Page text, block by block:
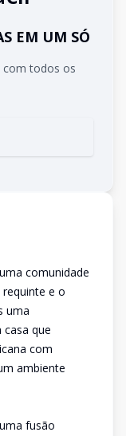
EM UM SÓ
com todos os
comunidade
e o
uma
casa que
com
ambiente
fusão